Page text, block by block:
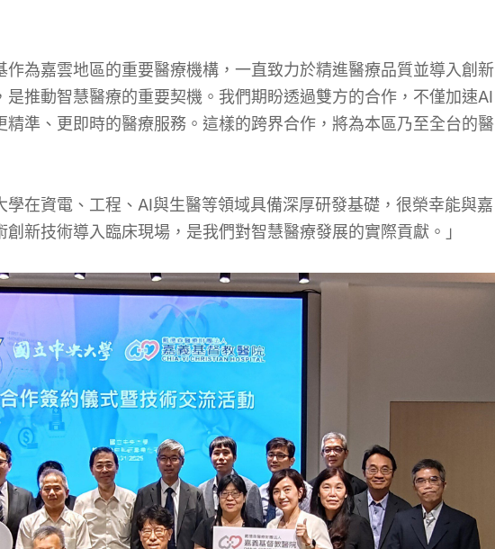
為嘉雲地區的重要醫療機構，一直致力於精進醫療品質並導入創新
推動智慧醫療的重要契機。我們期盼透過雙方的合作，不僅加速AI
準、更即時的醫療服務。這樣的跨界合作，將為本區乃至全台的醫
在資電、工程、AI與生醫等領域具備深厚研發基礎，很榮幸能與嘉
新技術導入臨床現場，是我們對智慧醫療發展的實際貢獻。」